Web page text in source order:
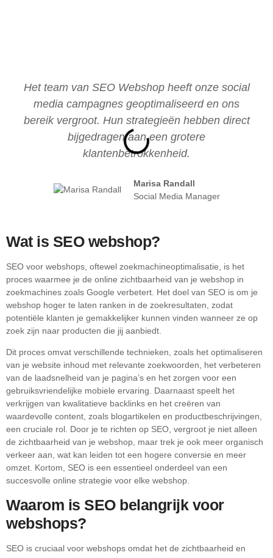
Het team van SEO Webshop heeft onze social
media campagnes geoptimaliseerd en ons
bereik vergroot. Hun strategieën hebben direct
bijgedragen aan een grotere
klantenbetrokkenheid.
Marisa Randall
Social Media Manager
Wat is SEO webshop?
SEO voor webshops, oftewel zoekmachineoptimalisatie, is het
proces waarmee je de online zichtbaarheid van je webshop in
zoekmachines zoals Google verbetert. Het doel van SEO is om je
webshop hoger te laten ranken in de zoekresultaten, zodat
potentiële klanten je gemakkelijker kunnen vinden wanneer ze op
zoek zijn naar producten die jij aanbiedt.
Dit proces omvat verschillende technieken, zoals het optimaliseren
van je website inhoud met relevante zoekwoorden, het verbeteren
van de laadsnelheid van je pagina’s en het zorgen voor een
gebruiksvriendelijke mobiele ervaring. Daarnaast speelt het
verkrijgen van kwalitatieve backlinks en het creëren van
waardevolle content, zoals blogartikelen en productbeschrijvingen,
een cruciale rol. Door je te richten op SEO, vergroot je niet alleen
de zichtbaarheid van je webshop, maar trek je ook meer organisch
verkeer aan, wat kan leiden tot een hogere conversie en meer
omzet. Kortom, SEO is een essentieel onderdeel van een
succesvolle online strategie voor elke webshop.
Waarom is SEO belangrijk voor
webshops?
SEO is cruciaal voor webshops omdat het de zichtbaarheid en